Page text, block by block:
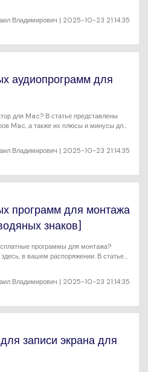
Владимирович | 2025-10-23 21:14:35
аудиопрограмм для
для Mac? В статье представлены
Mac, а также их плюсы и минусы для
Владимирович | 2025-10-23 21:14:35
программ для монтажа
знаков]
программы для монтажа?
в вашем распоряжении. В статье
Владимирович | 2025-10-23 21:14:35
записи экрана для